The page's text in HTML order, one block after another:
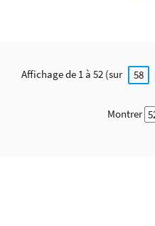
Affichage de 1 à 52 (sur 58
Montrer